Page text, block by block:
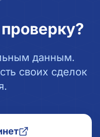
данным.
своих сделок